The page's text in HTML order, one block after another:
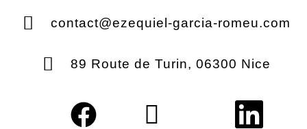
contact@ezequiel-garcia-romeu.com
89 Route de Turin, 06300 Nice